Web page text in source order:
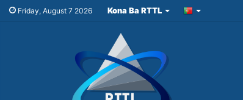
Friday, August 7 2026 Kona Ba RTTL